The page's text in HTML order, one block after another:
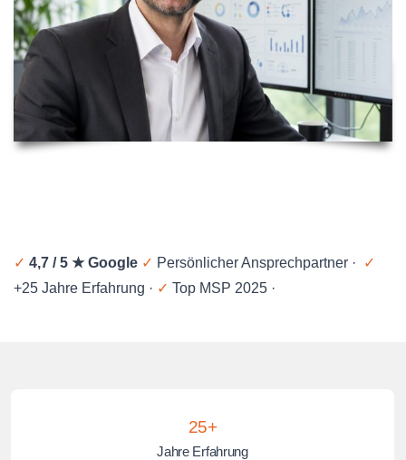
✓ 4,7 / 5 ★ Google ✓ Persönlicher Ansprechpartner ·
✓
+25 Jahre Erfahrung · ✓ Top MSP 2025 ·
25+
Jahre Erfahrung